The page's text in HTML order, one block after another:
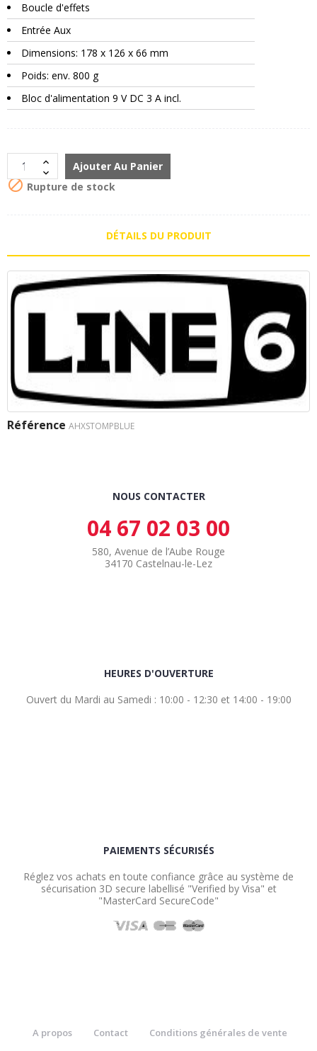
Boucle d'effets
Entrée Aux
Dimensions: 178 x 126 x 66 mm
Poids: env. 800 g
Bloc d'alimentation 9 V DC 3 A incl.
Ajouter Au Panier
 Rupture de stock
DÉTAILS DU PRODUIT
Référence AHXSTOMPBLUE
NOUS CONTACTER
04 67 02 03 00
580, Avenue de l’Aube Rouge
34170 Castelnau-le-Lez
HEURES D'OUVERTURE
Ouvert du Mardi au Samedi : 10:00 - 12:30 et 14:00 - 19:00
PAIEMENTS SÉCURISÉS
Réglez vos achats en toute confiance grâce au système de
sécurisation 3D secure labellisé "Verified by Visa" et
"MasterCard SecureCode"
A propos Contact
Conditions générales de vente